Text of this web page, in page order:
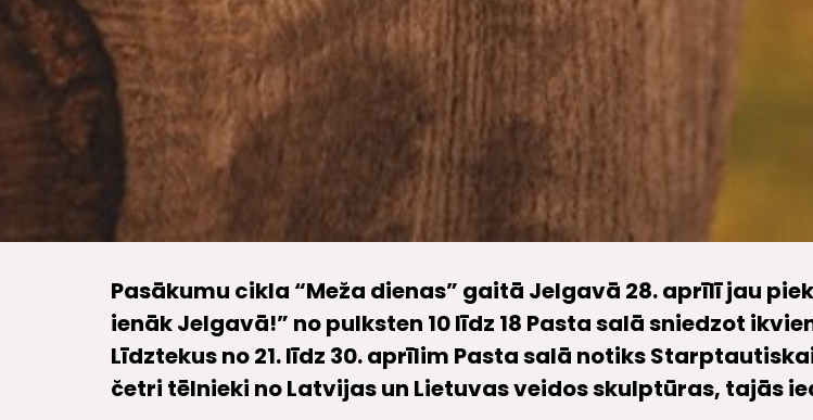
Pasākumu cikla “Meža dienas” gaitā Jelgavā 28. aprīlī jau
ienāk Jelgavā!” no pulksten 10 līdz 18 Pasta salā sniedzot
Līdztekus no 21. līdz 30. aprīlim Pasta salā notiks
četri tēlnieki no Latvijas un Lietuvas veidos skulptūras, tajās